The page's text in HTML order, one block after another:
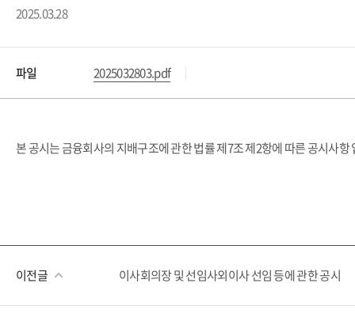
2025.03.28
파일 2025032803.pdf
본 공시는 금융회사의 지배구조에 관한 법률 제7조 제2항에 따른 공시사항
이전글 이사회의장 및 선임사외이사 선임 등에 관한 공시